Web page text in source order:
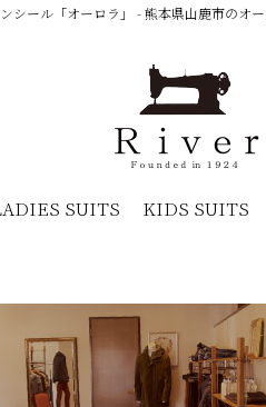
シール「オーロラ」 - 熊本県山鹿市のオ
SUITS KIDS SUITS